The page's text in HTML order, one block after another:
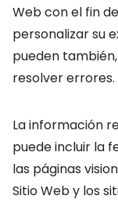
Web con el fin
personalizar su
pueden
resolver errores.
La información
puede incluir la
las páginas
Sitio Web y los